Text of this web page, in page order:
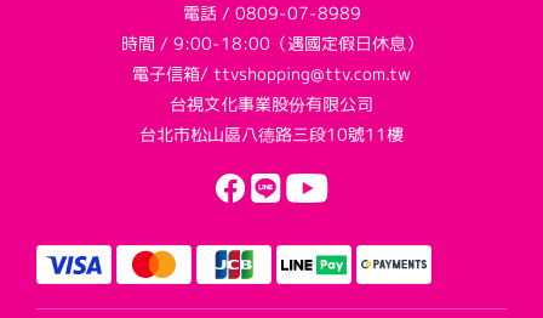
電話 / 0809-07-8989
時間 / 9:00-18:00（遇國定假日休息）
電子信箱/ ttvshopping@ttv.com.tw
台視文化事業股份有限公司
台北市松山區八德路三段10號11樓